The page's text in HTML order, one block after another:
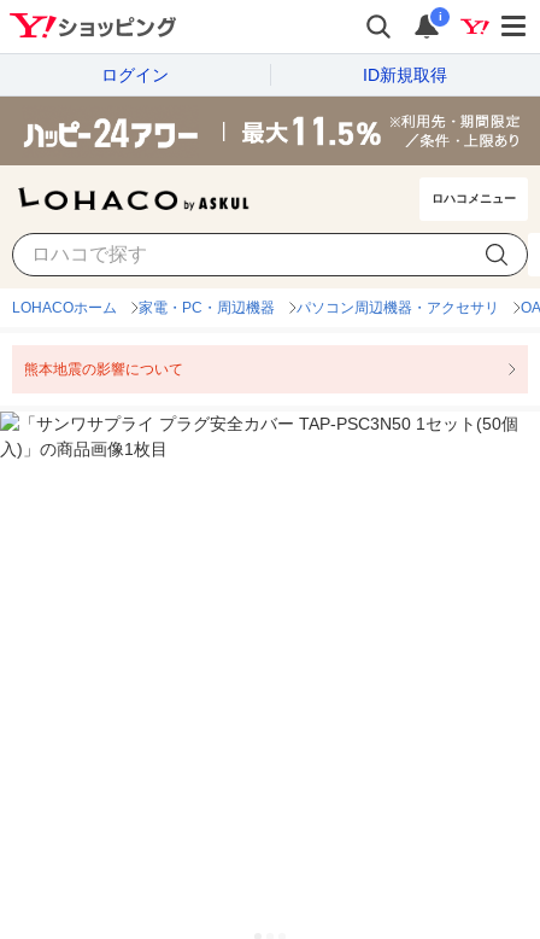
i
ログイン ID新規取得
ロハコメニュー
LOHACOホーム 家電・PC・周辺機器 パソコン周辺機器・アクセサリ
熊本地震の影響について